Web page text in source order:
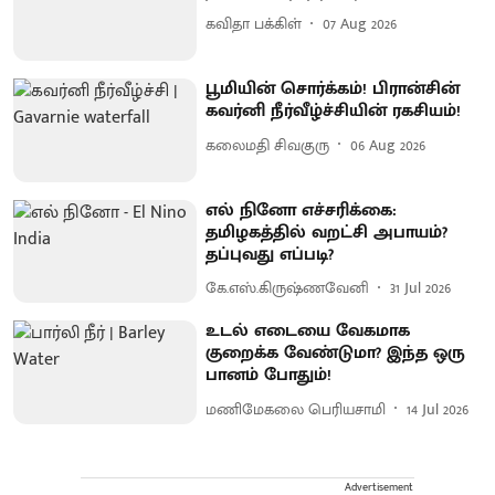
கவிதா பக்கிள் 07 Aug 2026
பூமியின் சொர்க்கம்! பிரான்சின்
கவர்னி நீர்வீழ்ச்சியின் ரகசியம்!
கலைமதி சிவகுரு 06 Aug 2026
எல் நினோ எச்சரிக்கை:
தமிழகத்தில் வறட்சி அபாயம்?
தப்புவது எப்படி?
கே.எஸ்.கிருஷ்ணவேனி 31 Jul 2026
உடல் எடையை வேகமாக
குறைக்க வேண்டுமா? இந்த ஒரு
பானம் போதும்!
மணிமேகலை பெரியசாமி 14 Jul 2026
Advertisement